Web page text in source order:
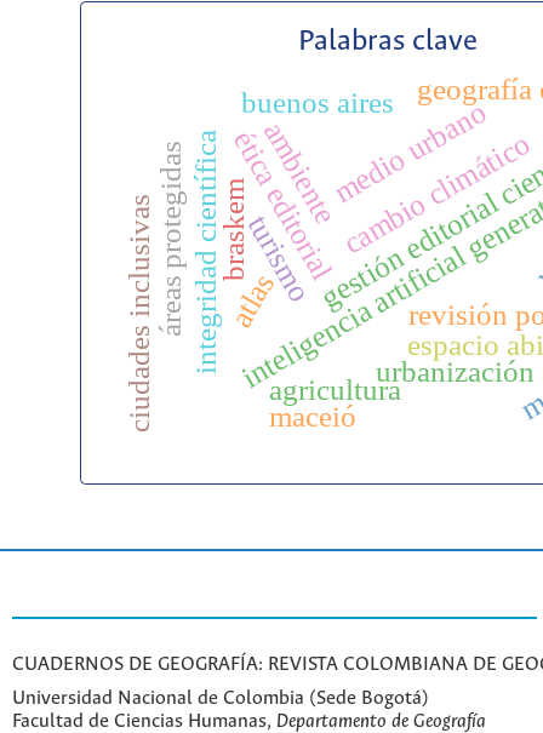
Palabras clave
ética editorialgestión editorial
inteligencia artificial
integridad científica revisión
agricultura
ambiente
áreas protegidas cambio climático
turismo
ciudades inclusivas espacio
medio urbano
buenos aires
urbanización
atlas
braskem
maceió
geografía
CUADERNOS DE GEOGRAFÍA: REVISTA COLOMBIANA DE
Universidad Nacional de Colombia (Sede Bogotá)
Facultad de Ciencias Humanas, Departamento de Geografía